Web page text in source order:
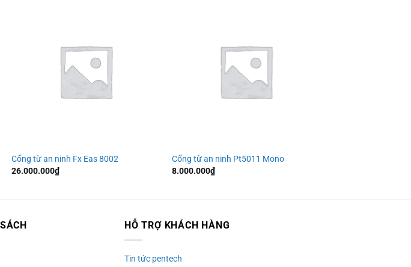
Cổng từ an ninh Fx Eas 8002
26.000.000₫
Cổng từ an ninh Pt5011 Mono
8.000.000₫
HỖ TRỢ KHÁCH HÀNG
Tin tức pentech